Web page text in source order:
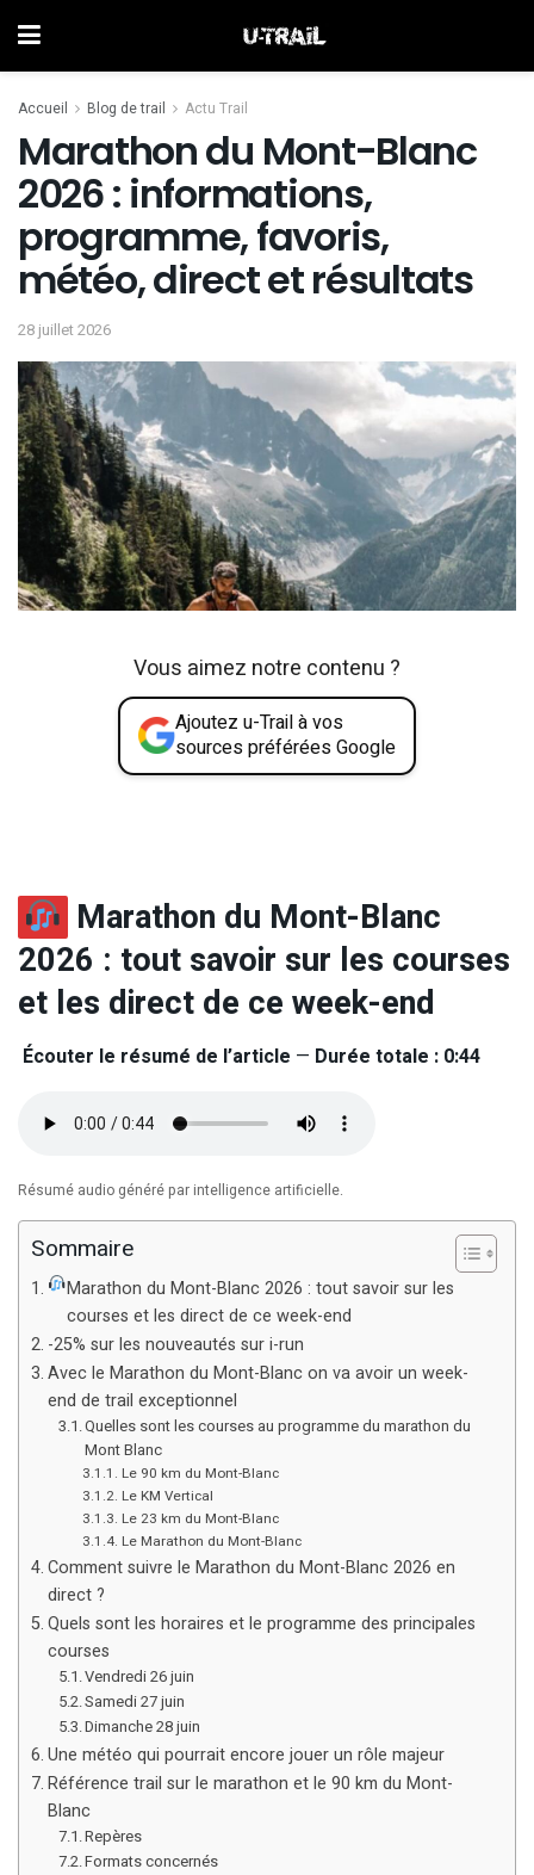
Accueil Blog de trail Actu Trail
Marathon du Mont-Blanc
2026 : informations,
programme, favoris,
météo, direct et résultats
28 juillet 2026
Vous aimez notre contenu ?
Ajoutez u-Trail à vos
sources préférées Google
Marathon du Mont-Blanc
2026 : tout savoir sur les courses
et les direct de ce week-end
Écouter le résumé de l’article — Durée totale : 0:44
Résumé audio généré par intelligence artificielle.
Sommaire
Marathon du Mont-Blanc 2026 : tout savoir sur les
courses et les direct de ce week-end
-25% sur les nouveautés sur i-run
Avec le Marathon du Mont-Blanc on va avoir un week-
end de trail exceptionnel
Quelles sont les courses au programme du marathon du
Mont Blanc
Le 90 km du Mont-Blanc
Le KM Vertical
Le 23 km du Mont-Blanc
Le Marathon du Mont-Blanc
Comment suivre le Marathon du Mont-Blanc 2026 en
direct ?
Quels sont les horaires et le programme des principales
courses
Vendredi 26 juin
Samedi 27 juin
Dimanche 28 juin
Une météo qui pourrait encore jouer un rôle majeur
Référence trail sur le marathon et le 90 km du Mont-
Blanc
Repères
Formats concernés